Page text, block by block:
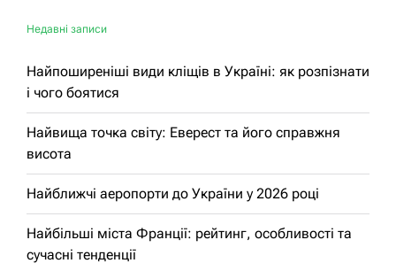
Недавні записи
Найпоширеніші види кліщів в Україні: як розпізнати
і чого боятися
Найвища точка світу: Еверест та його справжня
висота
Найближчі аеропорти до України у 2026 році
Найбільші міста Франції: рейтинг, особливості та
сучасні тенденції